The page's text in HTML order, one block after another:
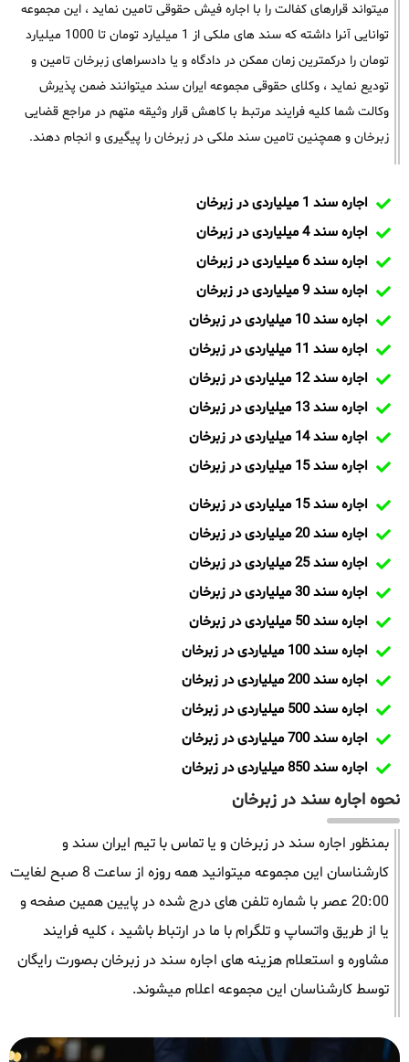
میتواند قرارهای کفالت را با اجاره فیش حقوقی تامین نماید ، این مجموعه
توانایی آنرا داشته که سند های ملکی از 1 میلیارد تومان تا 1000 میلیارد
تومان را درکمترین زمان ممکن در دادگاه و یا دادسراهای زبرخان تامین و
تودیع نماید ، وکلای حقوقی مجموعه ایران سند میتوانند ضمن پذیرش
وکالت شما کلیه فرایند مرتبط با کاهش قرار وثیقه متهم در مراجع قضایی
زبرخان و همچنین تامین سند ملکی در زبرخان را پیگیری و انجام دهند.
اجاره سند 1 میلیاردی در زبرخان
اجاره سند 4 میلیاردی در زبرخان
اجاره سند 6 میلیاردی در زبرخان
اجاره سند 9 میلیاردی در زبرخان
اجاره سند 10 میلیاردی در زبرخان
اجاره سند 11 میلیاردی در زبرخان
اجاره سند 12 میلیاردی در زبرخان
اجاره سند 13 میلیاردی در زبرخان
اجاره سند 14 میلیاردی در زبرخان
اجاره سند 15 میلیاردی در زبرخان
اجاره سند 15 میلیاردی در زبرخان
اجاره سند 20 میلیاردی در زبرخان
اجاره سند 25 میلیاردی در زبرخان
اجاره سند 30 میلیاردی در زبرخان
اجاره سند 50 میلیاردی در زبرخان
اجاره سند 100 میلیاردی در زبرخان
اجاره سند 200 میلیاردی در زبرخان
اجاره سند 500 میلیاردی در زبرخان
اجاره سند 700 میلیاردی در زبرخان
اجاره سند 850 میلیاردی در زبرخان
نحوه اجاره سند در زبرخان
بمنظور اجاره سند در زبرخان و یا تماس با تیم ایران سند و
کارشناسان این مجموعه میتوانید همه روزه از ساعت 8 صبح لغایت
20:00 عصر با شماره تلفن های درج شده در پایین همین صفحه و
یا از طریق واتساپ و تلگرام با ما در ارتباط باشید ، کلیه فرایند
مشاوره و استعلام هزینه های اجاره سند در زبرخان بصورت رایگان
توسط کارشناسان این مجموعه اعلام میشوند.